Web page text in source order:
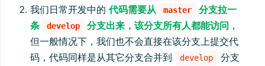
我们日常开发中的代码需要从 master
分支拉一
条
develop 分支出来，该分支所有人都能访问 ，
但一般情况下，我们也不会直接在该分支上提交代
码，代码同样是从其它分支合并到
develop
分支